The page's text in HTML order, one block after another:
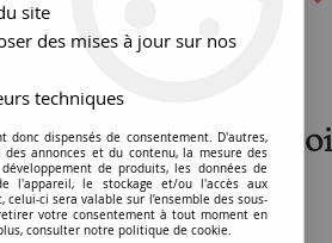
ancienne or rose
- Très bon état
site
des mises à jour sur nos
techniques
donc dispensés de consentement. D'autres,
annonces et du contenu, la mesure des
de produits, les données de
l'appareil, le stockage et/ou l'accès aux
ci sera valable sur l’ensemble des sous-
votre consentement à tout moment en
consulter notre politique de cookie.